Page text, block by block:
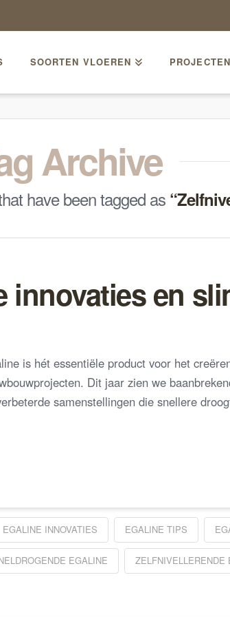
SOORTEN VLOEREN PROJECTEN
Archive
have been tagged as
innovaties en
is hét essentiële product voor het
Dit jaar zien we
samenstellingen die snellere
EGALINE INNOVATIES EGALINE TIPS
EGALINE ZELFNIVELLERENDE